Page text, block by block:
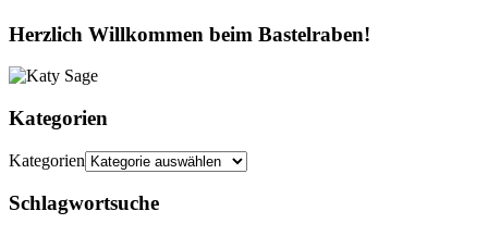
Herzlich Willkommen beim Bastelraben!
Kategorien
Kategorien
Schlagwortsuche